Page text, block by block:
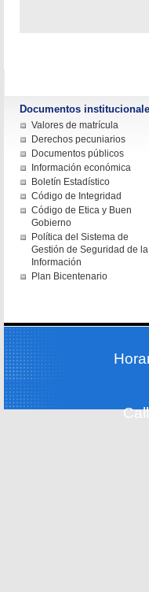
Documentos
Valores de matrícula
Derechos pecuniarios
Documentos públicos
Información económica
Boletín Estadístico
Código de Integridad
Código de Etica y Buen
Gobierno
Política del Sistema de
Gestión de Seguridad de la
Información
Plan Bicentenario